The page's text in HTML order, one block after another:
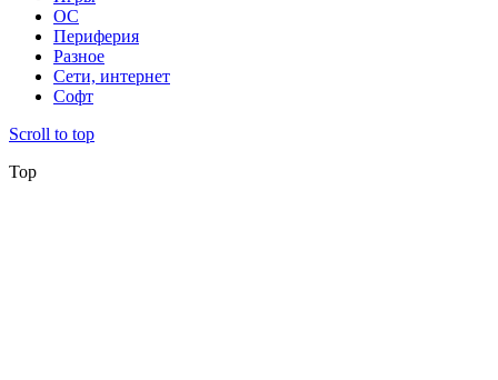
ОС
Периферия
Разное
Сети, интернет
Софт
Scroll to top
Top